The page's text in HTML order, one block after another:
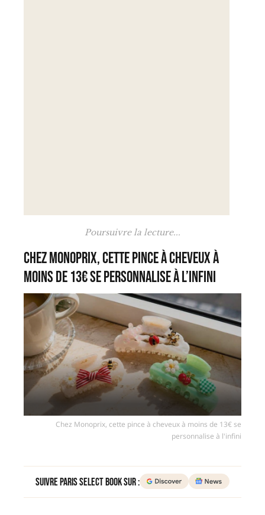
Poursuivre la lecture...
Chez Monoprix, cette pince à cheveux à
moins de 13€ se personnalise à l’infini
Chez Monoprix, cette pince à cheveux à moins de 13€ se
personnalise à l'infini
Suivre Paris Select Book sur :